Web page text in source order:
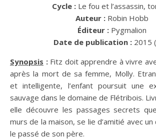
Cycle : Le fou et l’assassin,
Auteur : Robin Hobb
Éditeur : Pygmalion
Date de publication : 2015
Synopsis : Fitz doit apprendre à vivre
après la mort de sa femme, Molly.
et intelligente, l’enfant poursuit une
sauvage dans le domaine de Flétribois.
elle découvre les passages secrets
murs de la maison, se lie d’amitié avec
le passé de son père.